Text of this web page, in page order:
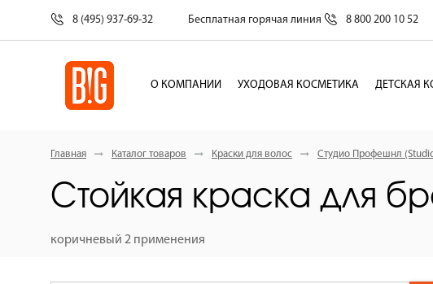
8 (495) 937-69-32 Бесплатная горячая линия 8 800 200 10 52
О КОМПАНИИ УХОДОВАЯ КОСМЕТИКА ДЕТСКАЯ
Главная Каталог товаров Краски для волос Студио Профешнл
Стойкая краска для
коричневый 2 применения